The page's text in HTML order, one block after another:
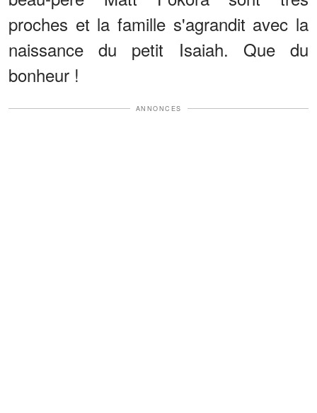
proches et la famille s'agrandit avec la
naissance du petit Isaiah. Que du
bonheur !
ANNONCES